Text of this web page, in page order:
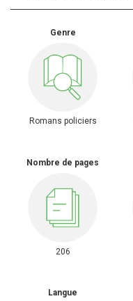
Genre
Romans policiers
Nombre de pages
206
Langue